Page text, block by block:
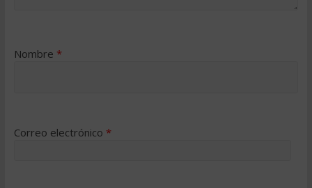
Nombre *
Correo electrónico *